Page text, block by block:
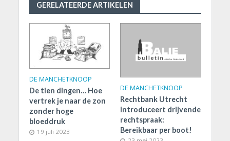
GERELATEERDE ARTIKELEN
DE MANCHETKNOOP
De tien dingen… Hoe
vertrek je naar de zon
zonder hoge
bloeddruk
19 juli 2023
DE MANCHETKNOOP
Rechtbank Utrecht
introduceert drijvende
rechtspraak:
Bereikbaar per boot!